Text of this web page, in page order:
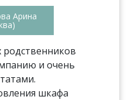
Арина
родственников
и очень
шкафа